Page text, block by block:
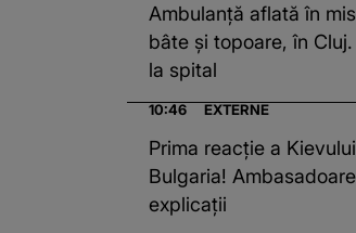
Ambulanță aflată în
bâte și topoare, în Cluj. Șoferul a ajuns în stare gravă
la spital
10:46 EXTERNE
Prima reacție a
Bulgaria!
explicații